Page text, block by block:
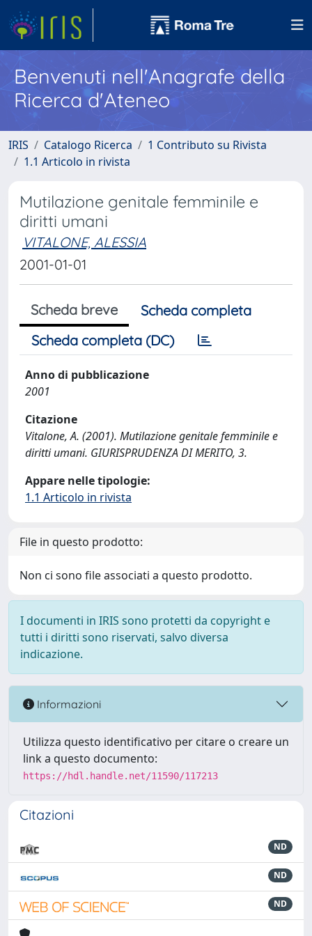
Benvenuti nell'Anagrafe della
Ricerca d'Ateneo
IRIS Catalogo Ricerca
1 Contributo su Rivista
1.1 Articolo in rivista
Mutilazione genitale femminile e
diritti umani
VITALONE, ALESSIA
2001-01-01
Scheda breve
Scheda completa
Scheda completa (DC)
Anno di pubblicazione
2001
Citazione
Vitalone, A. (2001). Mutilazione genitale femminile e
diritti umani. GIURISPRUDENZA DI MERITO, 3.
Appare nelle tipologie:
1.1 Articolo in rivista
File in questo prodotto:
Non ci sono file associati a questo prodotto.
I documenti in IRIS sono protetti da copyright e
tutti i diritti sono riservati, salvo diversa
indicazione.
Informazioni
Utilizza questo identificativo per citare o creare un
link a questo documento:
https://hdl.handle.net/11590/117213
Citazioni
ND
ND
ND